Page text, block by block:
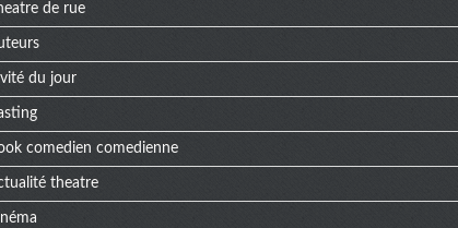
de rue
du jour
comedien comedienne
theatre